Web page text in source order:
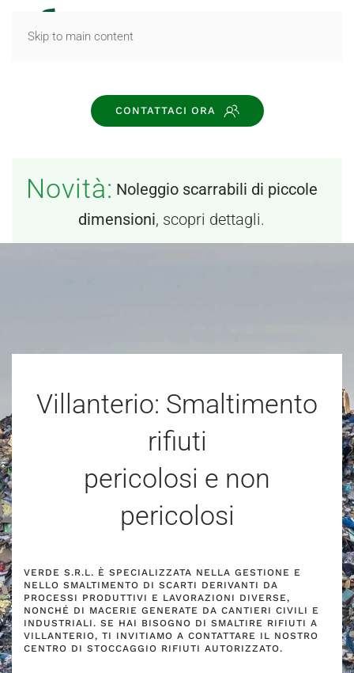
Skip to main content
CONTATTACI ORA
Novità: Noleggio scarrabili di piccole
dimensioni, scopri dettagli.
Villanterio: Smaltimento
rifiuti
pericolosi e non
pericolosi
VERDE S.R.L. È SPECIALIZZATA NELLA GESTIONE E
NELLO SMALTIMENTO DI SCARTI DERIVANTI DA
PROCESSI PRODUTTIVI E LAVORAZIONI DIVERSE,
NONCHÉ DI MACERIE GENERATE DA CANTIERI CIVILI E
INDUSTRIALI. SE HAI BISOGNO DI SMALTIRE RIFIUTI A
VILLANTERIO, TI INVITIAMO A CONTATTARE IL NOSTRO
CENTRO DI STOCCAGGIO RIFIUTI AUTORIZZATO.